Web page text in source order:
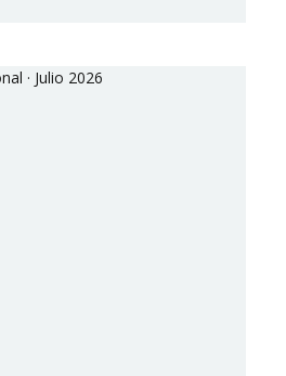
a la adopción de